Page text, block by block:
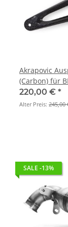
Akrapovic
(Carbon) für
2010 > 2014
220,00 € *
Alter Preis: 245,00
SALE -13%